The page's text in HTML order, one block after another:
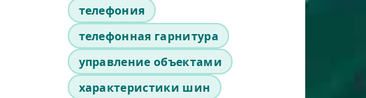
телефония
телефонная гарнитура
управление объектами
характеристики шин